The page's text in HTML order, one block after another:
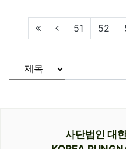
51 52
게시물 검색
검색대상
검색어필수
사단법인 대